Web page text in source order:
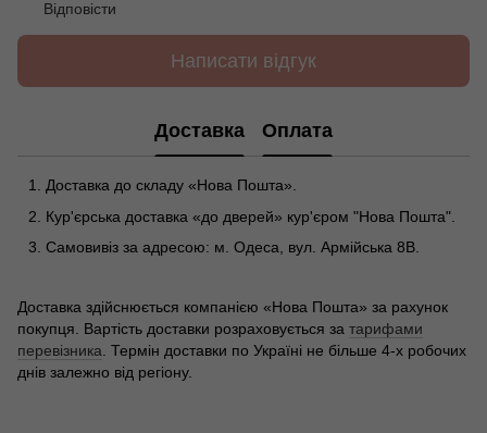
Відповісти
Написати відгук
Доставка Оплата
Доставка до складу «Нова Пошта».
Кур'єрська доставка «до дверей» кур'єром "Нова Пошта".
Самовивіз за адресою: м. Одеса, вул. Армійська 8В.
Доставка здійснюється компанією «Нова Пошта» за рахунок
покупця. Вартість доставки розраховується за тарифами
перевізника. Термін доставки по Україні не більше 4-х робочих
днів залежно від регіону.